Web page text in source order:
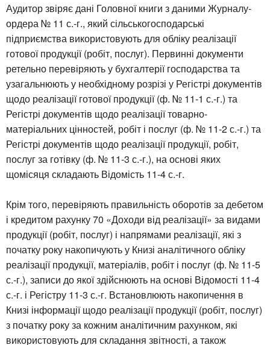
Аудитор звіряє дані Головної книги з даними Журналу-
ордера № 11 с.-г., який сільськогосподарські
підприємства використовують для обліку реалізації
готової продукції (робіт, послуг). Первинні документи
ретельно перевіряють у бухгалтерії господарства та
узагальнюють у необхідному розрізі у Регістрі документів
щодо реалізації готової продукції (ф. № 11-1 с.-г.) та
Регістрі документів щодо реалізації товарно-
матеріальних цінностей, робіт і послуг (ф. № 11-2 с.-г.) та
Регістрі документів щодо реалізації продукції, робіт,
послуг за готівку (ф. № 11-3 с.-г.), на основі яких
щомісяця складають Відомість 11-4 с.-г.
Крім того, перевіряють правильність оборотів за дебетом
і кредитом рахунку 70 «Доходи від реалізації» за видами
продукції (робіт, послуг) і напрямами реалізації, які з
початку року накопичують у Книзі аналітичного обліку
реалізації продукції, матеріалів, робіт і послуг (ф. № 11-5
с.-г.), записи до якої здійснюють на основі Відомості 11-4
с.-г. і Регістру 11-3 с.-г. Встановлюють накопичення в
Книзі інформації щодо реалізації продукції (робіт, послуг)
з початку року за кожним аналітичним рахунком, які
використовують для складання звітності, а також